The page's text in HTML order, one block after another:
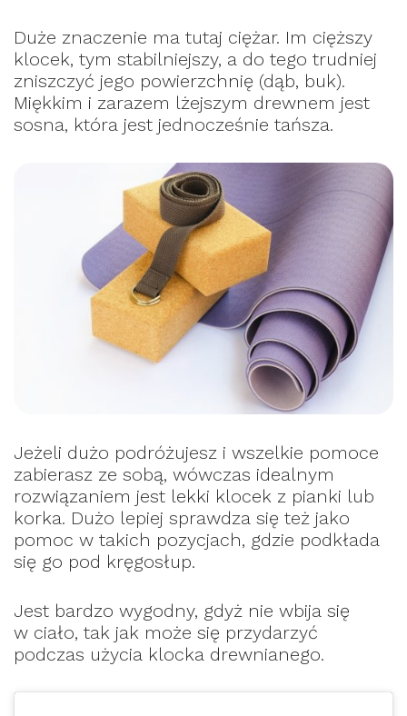
Duże znaczenie ma tutaj ciężar. Im cięższy
klocek, tym stabilniejszy, a do tego trudniej
zniszczyć jego powierzchnię (dąb, buk).
Miękkim i zarazem lżejszym drewnem jest
sosna, która jest jednocześnie tańsza.
Jeżeli dużo podróżujesz i wszelkie pomoce
zabierasz ze sobą, wówczas idealnym
rozwiązaniem jest lekki klocek z pianki lub
korka. Dużo lepiej sprawdza się też jako
pomoc w takich pozycjach, gdzie podkłada
się go pod kręgosłup.
Jest bardzo wygodny, gdyż nie wbija się
w ciało, tak jak może się przydarzyć
podczas użycia klocka drewnianego.